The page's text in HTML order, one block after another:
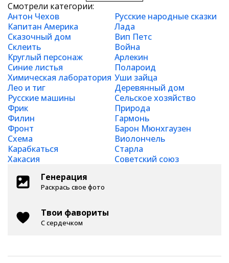
Смотрели категории:
Антон Чехов
Русские народные сказки
Капитан Америка
Лада
Сказочный дом
Вип Петс
Склеить
Война
Круглый персонаж
Арлекин
Синие листья
Полароид
Химическая лаборатория Уши зайца
Лео и тиг
Деревянный дом
Русские машины
Сельское хозяйство
Фрик
Природа
Филин
Гармонь
Фронт
Барон Мюнхгаузен
Схема
Виолончель
Карабкаться
Старла
Хакасия
Советский союз
Генерация
Раскрась свое фото
Твои фавориты
С сердечком